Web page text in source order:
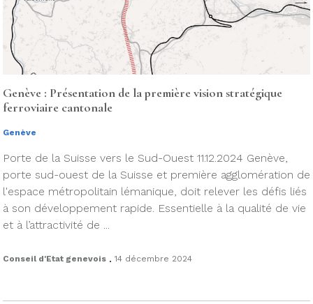
Genève : Présentation de la première vision stratégique
ferroviaire cantonale
Genève
Porte de la Suisse vers le Sud-Ouest 11.12.2024 Genève,
porte sud-ouest de la Suisse et première agglomération de
l'espace métropolitain lémanique, doit relever les défis liés
à son développement rapide. Essentielle à la qualité de vie
et à l’attractivité de ...
Conseil d'Etat genevois . 14 décembre 2024